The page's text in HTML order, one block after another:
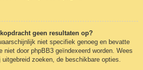
geen resultaten op?
niet specifiek genoeg en bevatte
niet door phpBB3 geïndexeerd worden. Wees
zoeken, de beschikbare opties.